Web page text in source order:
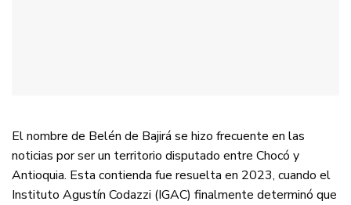
El nombre de Belén de Bajirá se hizo frecuente en las
noticias por ser un territorio disputado entre Chocó y
Antioquia. Esta contienda fue resuelta en 2023, cuando el
Instituto Agustín Codazzi (IGAC) finalmente determinó que